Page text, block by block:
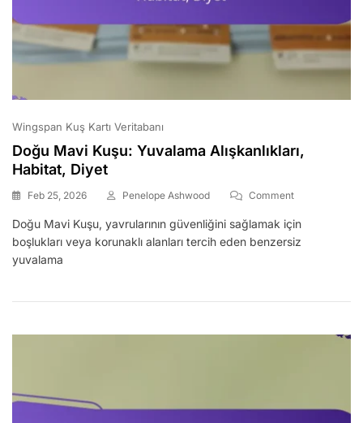
Wingspan Kuş Kartı Veritabanı
Doğu Mavi Kuşu: Yuvalama Alışkanlıkları,
Habitat, Diyet
Feb 25, 2026 Penelope Ashwood CommentOn
Mavi
Kuşu:
Diyet
Doğu Mavi Kuşu, yavrularının güvenliğini sağlamak için
boşlukları veya korunaklı alanları tercih eden benzersiz
yuvalama